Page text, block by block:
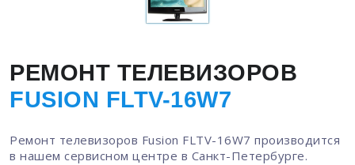
РЕМОНТ ТЕЛЕВИЗОРОВ
FUSION FLTV-16W7
Ремонт телевизоров Fusion FLTV-16W7 производится
в нашем сервисном центре в Санкт-Петербурге.